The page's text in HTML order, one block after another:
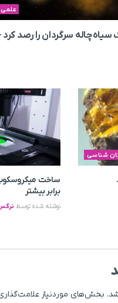
علمی
سرگردان را رصد کرد
شناسی
برابر بیشتر
نوشته شده توسط
بخش‌های موردنیاز